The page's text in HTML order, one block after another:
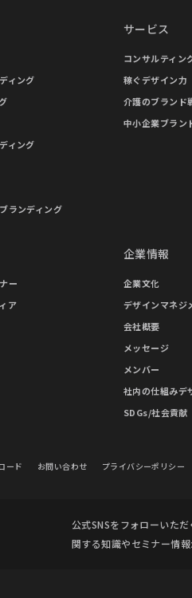
ィング
ィング
ランディング
サービス
コンサルティン
稼ぐデザイン力
介護のブランド
中小企業ブラン
ー
ア
企業情報
企業文化
デザインマネジ
会社概要
メッセージ
メンバー
社内の仕組みデ
SDGs/社会貢献
ード お問い合わせ プライバシーポリシー
公式SNSをフォローいた
関する知識やセミナー情報